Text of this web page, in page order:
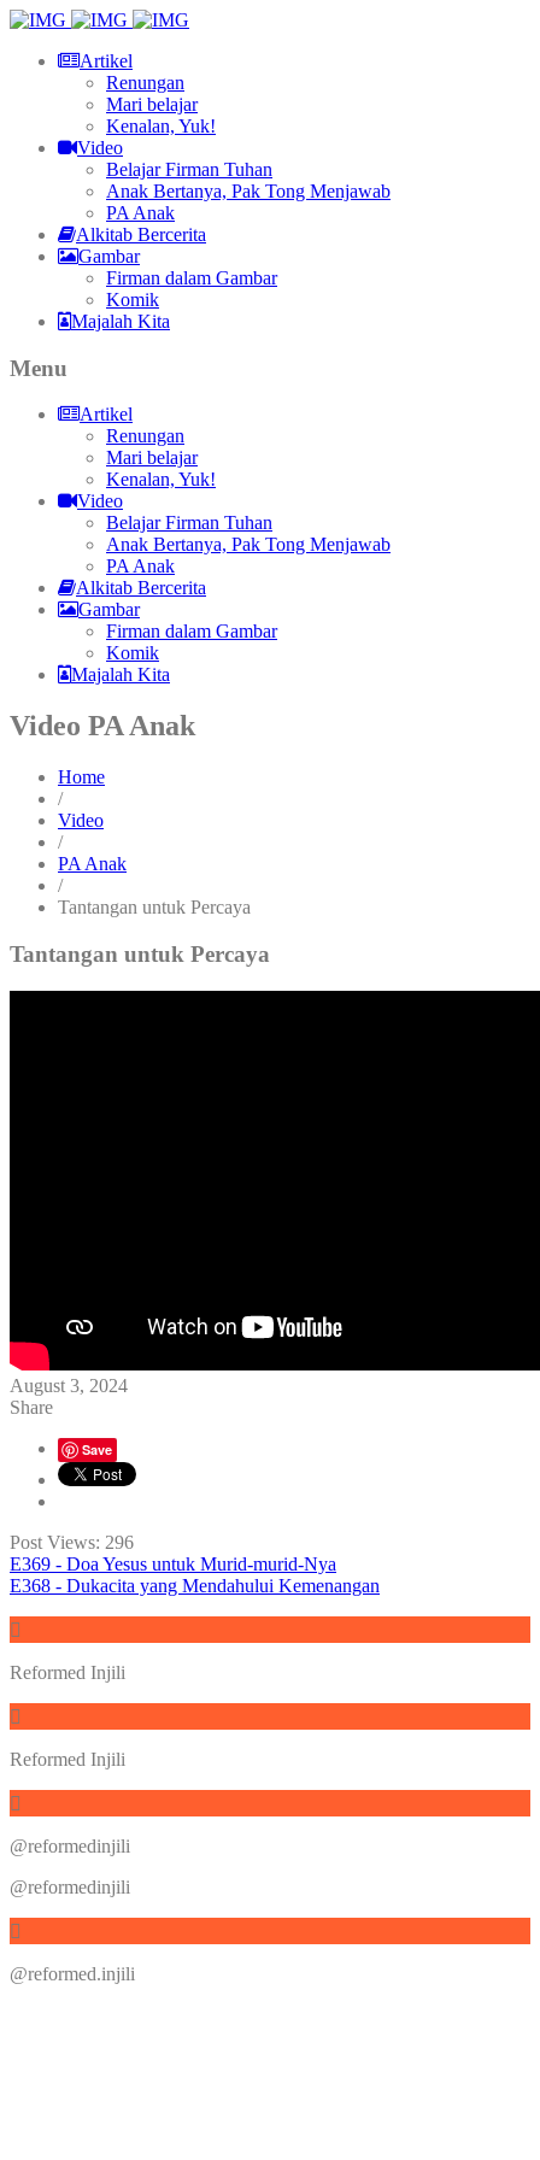
Artikel
Renungan
Mari belajar
Kenalan, Yuk!
Video
Belajar Firman Tuhan
Anak Bertanya, Pak Tong Menjawab
PA Anak
Alkitab Bercerita
Gambar
Firman dalam Gambar
Komik
Majalah Kita
Menu
Artikel
Renungan
Mari belajar
Kenalan, Yuk!
Video
Belajar Firman Tuhan
Anak Bertanya, Pak Tong Menjawab
PA Anak
Alkitab Bercerita
Gambar
Firman dalam Gambar
Komik
Majalah Kita
Video PA Anak
Home
/
Video
/
PA Anak
/
Tantangan untuk Percaya
Tantangan untuk Percaya
August 3, 2024
Share
Save
Post Views: 296
E369 - Doa Yesus untuk Murid-murid-Nya
E368 - Dukacita yang Mendahului Kemenangan
Reformed Injili
Reformed Injili
@reformedinjili
@reformedinjili
@reformed.injili